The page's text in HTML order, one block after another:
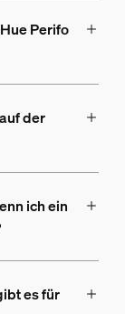
Perifo
der
ich ein
es für